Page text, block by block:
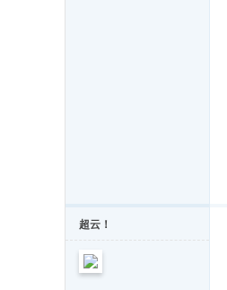
超云！